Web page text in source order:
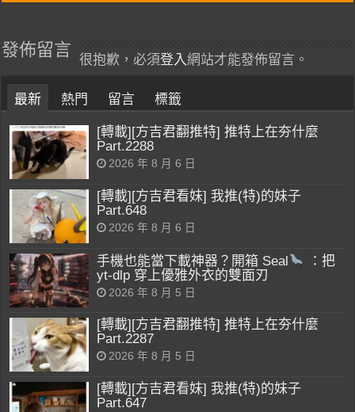
發佈留言
很抱歉，必須登入 網站才能發佈留言。
最新 熱門 留言 標籤
[轉載][方吉君翻推特] 推特上在夯什麼
Part.2288
2026 年 8 月 6 日
[轉載][方吉君看妹] 我推(特)的妹子
Part.648
2026 年 8 月 6 日
手機也能當下載神器？開箱 Seal
：把
yt-dlp 穿上優雅外衣的雙面刃
2026 年 8 月 5 日
[轉載][方吉君翻推特] 推特上在夯什麼
Part.2287
2026 年 8 月 5 日
[轉載][方吉君看妹] 我推(特)的妹子
Part.647